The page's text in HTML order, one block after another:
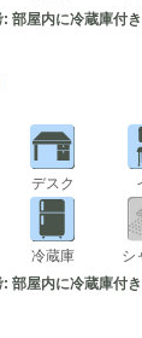
: 部屋内に冷蔵庫付き
デスク
冷蔵庫 シ
: 部屋内に冷蔵庫付